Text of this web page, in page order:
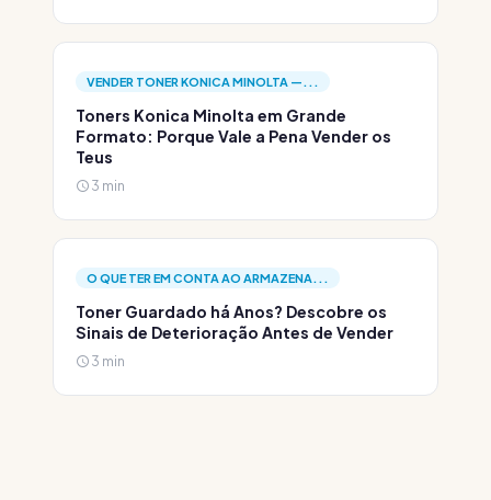
VENDER TONER KONICA MINOLTA —...
Toners Konica Minolta em Grande
Formato: Porque Vale a Pena Vender os
Teus
3 min
O QUE TER EM CONTA AO ARMAZENA...
Toner Guardado há Anos? Descobre os
Sinais de Deterioração Antes de Vender
3 min